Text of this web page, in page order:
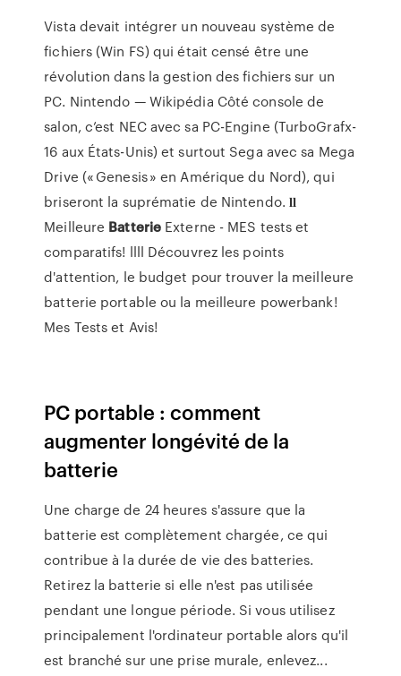
Vista devait intégrer un nouveau système de
fichiers (Win FS) qui était censé être une
révolution dans la gestion des fichiers sur un
PC. Nintendo — Wikipédia Côté console de
salon, c’est NEC avec sa PC-Engine (TurboGrafx-
16 aux États-Unis) et surtout Sega avec sa Mega
Drive (« Genesis » en Amérique du Nord), qui
briseront la suprématie de Nintendo. 𝐥𝐥
Meilleure Batterie Externe - MES tests et
comparatifs! llll Découvrez les points
d'attention, le budget pour trouver la meilleure
batterie portable ou la meilleure powerbank!
Mes Tests et Avis!
PC portable : comment
augmenter longévité de la
batterie
Une charge de 24 heures s'assure que la
batterie est complètement chargée, ce qui
contribue à la durée de vie des batteries.
Retirez la batterie si elle n'est pas utilisée
pendant une longue période. Si vous utilisez
principalement l'ordinateur portable alors qu'il
est branché sur une prise murale, enlevez...